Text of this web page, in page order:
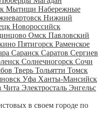
Мытищи Набережные
Нижний
Новороссийск
Омск Павловский
Пятигорск Раменское
Саранск Саратов Сергиев
Солнечногорск Сочи
Тверь Тольятти Томск
Уфа Ханты-Мансийск
Чита Электросталь Энгельс
в своем городе по